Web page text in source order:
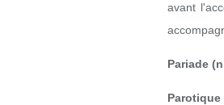
avant
Pariade
Parotique